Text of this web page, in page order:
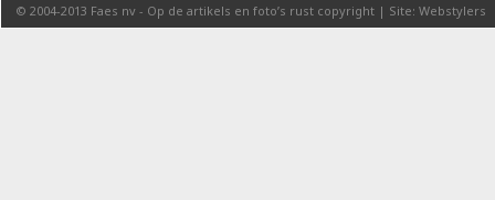
© 2004-2013 Faes nv - Op de artikels en foto’s rust copyright | Site: Webstylers